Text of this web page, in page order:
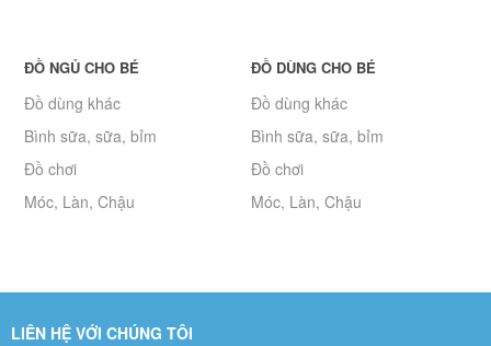
ĐỒ NGỦ CHO BÉ
Đồ dùng khác
Bình sữa, sữa, bỉm
Đồ chơi
Móc, Làn, Chậu
ĐỒ DÙNG CHO BÉ
Đồ dùng khác
Bình sữa, sữa, bỉm
Đồ chơi
Móc, Làn, Chậu
LIÊN HỆ VỚI CHÚNG TÔI